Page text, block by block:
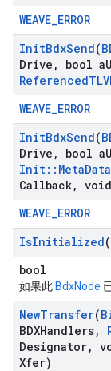
WEAVE_ERROR
InitBdxSend(
Drive , bool a
Referenced
WEAVE_ERROR
InitBdxSend(
Drive , bool a
Init:: MetaData
Callback,
WEAVE_ERROR
IsInitialized
bool
如果此 BdxNode
NewTransfer(
BDXHandlers,
Designator,
Xfer)